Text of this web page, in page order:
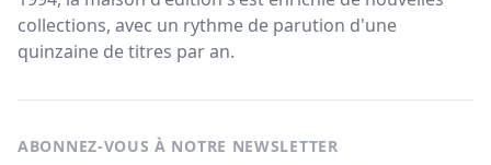
collections, avec un rythme de parution d'une
quinzaine de titres par an.
ABONNEZ-VOUS À NOTRE NEWSLETTER